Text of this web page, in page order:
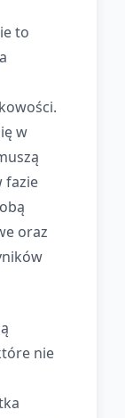
to
w
fazie
oraz
nie